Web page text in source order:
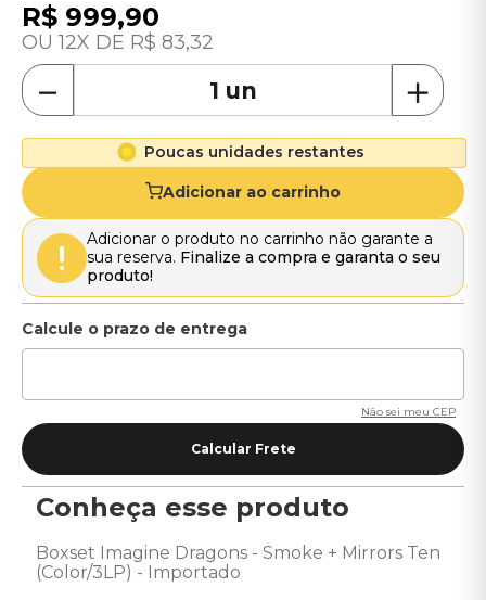
R$ 999,90
12 R$ 83,32
＋
－
Poucas unidades restantes
Adicionar ao carrinho
Adicionar o produto no carrinho não garante a
sua reserva. Finalize a compra e garanta o seu
produto!
Não sei meu CEP
Conheça esse produto
Boxset Imagine Dragons - Smoke + Mirrors Ten
(Color/3LP) - Importado